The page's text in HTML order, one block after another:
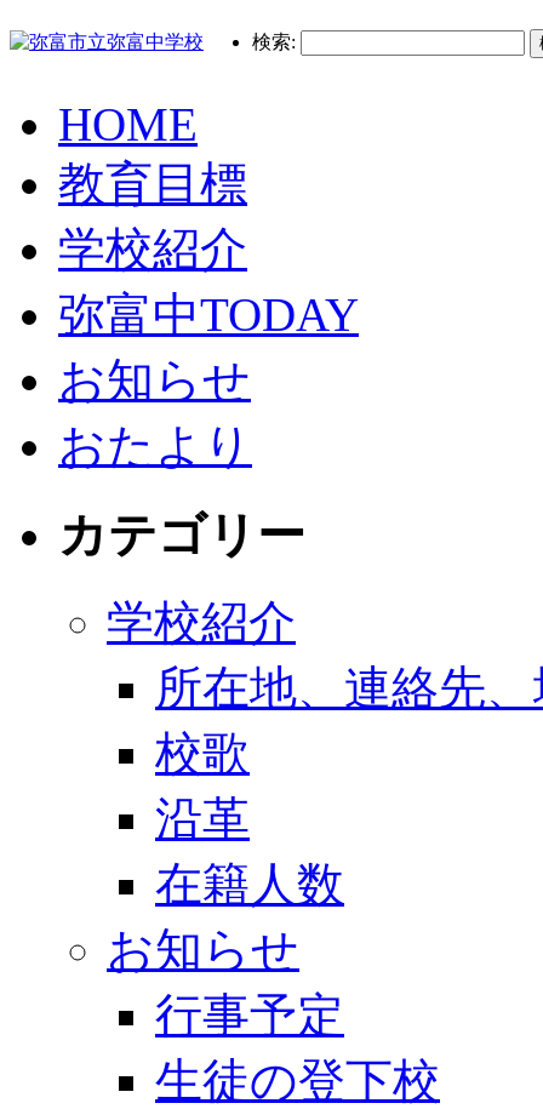
検索:
HOME
教育目標
学校紹介
弥富中TODAY
お知らせ
おたより
カテゴリー
学校紹介
所在地、連絡先
校歌
沿革
在籍人数
お知らせ
行事予定
生徒の登下校